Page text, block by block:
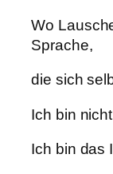
Wo
Sprache,
die sich
Ich bin
Ich bin das